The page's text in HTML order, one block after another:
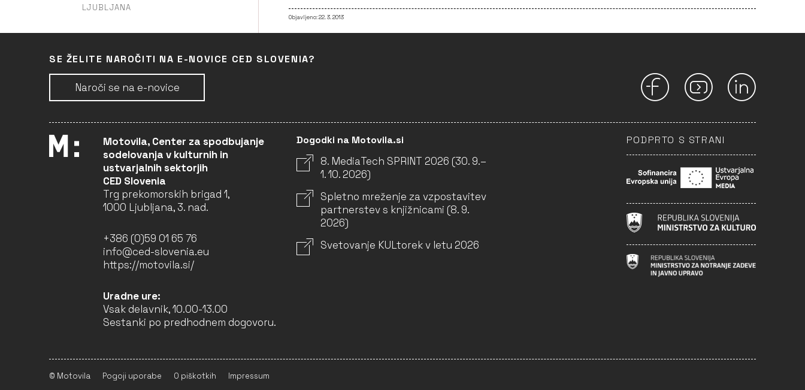
LJUBLJANA
ZGODOVINSKIH
ROUTE OF HISTORIC
THEATRES)
Slovenski gledališki inštitut
HOUSTON, IMAMO
PROBLEM! /HOUSTON, WE
HAVE A PROBLEM!
Studio Virc (Vodja)
NOVO MESTO
ULAY/PROJEKT RAK,
LOVELOST (ZALJUBLJEN
ZGUBLJEN), NOČNO
ŽIVLJENJE (NIGHTLIFE)
dejavnosti (Partner)
LJUBLJANA
BRIDGING NEW
TERRITORIES (BEYOND
FRONT@: POVEZOVANJE
Objavljeno: 22. 3. 2013
SE ŽELITE NAROČITI NA E-NOVICE CED SLOVENIA?
Naroči se na e-novice
Motovila, Center za spodbujanje
sodelovanja v kulturnih in
ustvarjalnih sektorjih
CED Slovenia
Trg prekomorskih brigad 1,
1000 Ljubljana, 3. nad.
+386 (0)59 01 65 76
info@ced-slovenia.eu
https://motovila.si/
Uradne ure:
Vsak delavnik, 10.00-13.00
Sestanki po predhodnem dogovoru.
Dogodki na Motovila.si
8. MediaTech SPRINT 2026 (30. 9.–
1. 10. 2026)
Spletno mreženje za vzpostavitev
partnerstev s knjižnicami (8. 9.
2026)
Svetovanje KULtorek v letu 2026
PODPRTO S STRANI
© Motovila Pogoji uporabe O piškotkih Impressum